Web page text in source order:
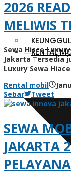
RENTAL
2026
MELIWIS
Sewa Hiace
Jakarta Tersedia
Luxury Sewa
Rental mobil
Sebar
Tweet
SEWA
JAKARTA